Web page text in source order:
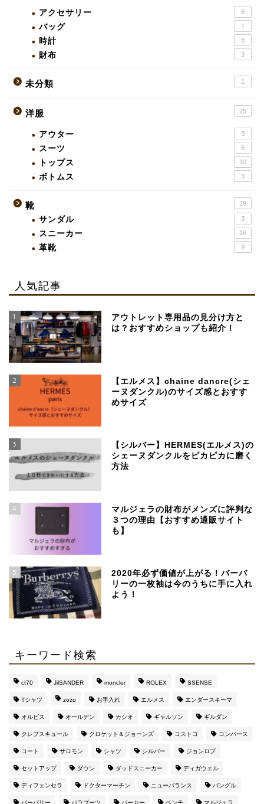
アクセサリー 6
バッグ 1
時計 8
財布 3
未分類 1
洋服 25
アウター 3
スーツ 6
トップス 10
ボトムス 3
靴 29
サンダル 3
スニーカー 16
革靴 9
人気記事
1
アウトレット専用品の見分け方と
は？おすすめショップも紹介！
2
【エルメス】chaine dancre(シェ
ーヌダンクル)のサイズ感とおすす
めサイズ
3
【シルバー】HERMES(エルメス)の
シェーヌダンクルをピカピカに磨く
方法
4
マルジェラの財布がメンズに評判な
３つの理由【おすすめ通販サイト
も】
5
2020年必ず価値が上がる！バーバ
リーの一枚袖は今のうちに手に入れ
よう！
キーワード検索
ct70 JilSANDER moncler ROLEX SSENSE
Tシャツ zozo お手入れ エルメス エンダースキーマ
オルビス オールデン カシオ ギャルソン ギルダン
クレプスキュール クロケット＆ジョーンズ コストコ コンバース
コート サロモン シャツ シルバー ジョンロブ
セットアップ ダウン ダッドスニーカー ディガウェル
ディフェンセラ ドクターマーチン ニューバランス バングル
バーバリー パラブーツ パーカー ベンチ マルジェラ
めブランド
【マルジェラ】足袋ブー
ツのサイズ感と定価より
マルジェラの財布がメン
ズに評判な３つの理由
【おすすめ通販サイト
も】
このブログを運営してい
んな興味持って
ね・・・）